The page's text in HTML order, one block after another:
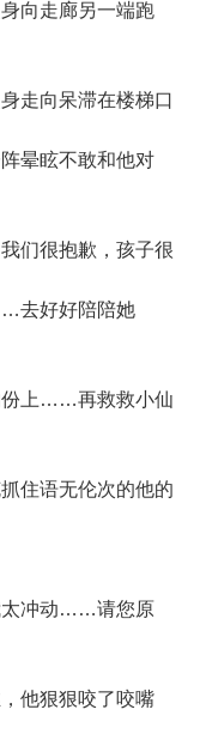
向走廊另一端跑
走向呆滞在楼梯口
晕眩不敢和他对
们很抱歉，孩子很
去好好陪陪她
上……再救救小仙
住语无伦次的他的
冲动……请您原
他狠狠咬了咬嘴